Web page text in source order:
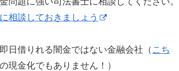
相談しておきましょう
日借りれる闇金ではない金融会社（ こち
現金化でもありません！）